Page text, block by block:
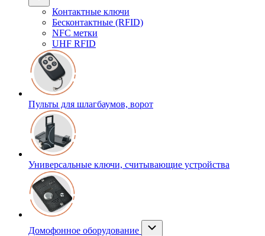
Контактные ключи
Бесконтактные (RFID)
NFC метки
UHF RFID
Пульты для шлагбаумов, ворот
Универсальные ключи, считывающие устройства
Домофонное оборудование